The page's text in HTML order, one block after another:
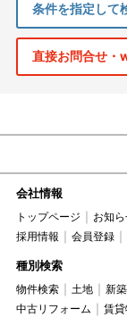
条件を指定して
直接お問合せ・
会社情報
トップページ お知
採用情報
会員登録
種別検索
物件検索 土地 新
中古リフォーム
賃